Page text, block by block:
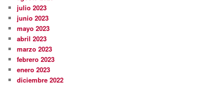
julio 2023
junio 2023
mayo 2023
abril 2023
marzo 2023
febrero 2023
enero 2023
diciembre 2022